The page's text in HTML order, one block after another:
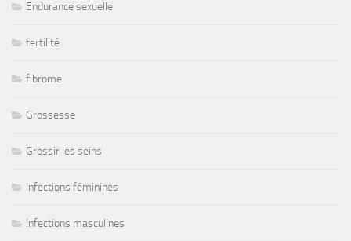
Endurance sexuelle
fertilité
fibrome
Grossesse
Grossir les seins
Infections féminines
Infections masculines